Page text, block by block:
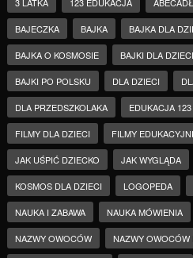
BAJECZKA BAJKA BAJKA DLA
BAJKA O KOSMOSIE BAJKI DLA DZIECI
BAJKI PO POLSKU DLA DZIECI
DLA PRZEDSZKOLAKA EDUKACJA 123
FILMY DLA DZIECI FILMY
JAK UŚPIĆ DZIECKO JAK WYGLĄDA
KOSMOS DLA DZIECI LOGOPEDA
NAUKA I ZABAWA NAUKA MÓWIENIA
NAZWY OWOCÓW NAZWY OWOCÓW